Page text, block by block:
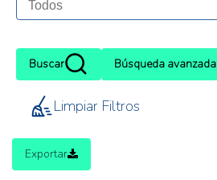
Buscar Búsqueda avanzada
Limpiar Filtros
Exportar